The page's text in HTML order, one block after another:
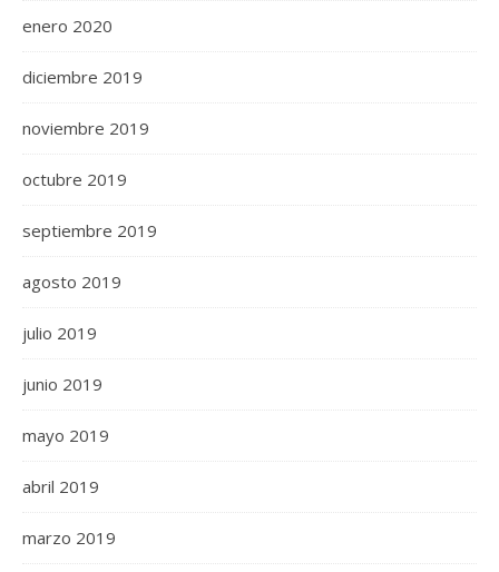
enero 2020
diciembre 2019
noviembre 2019
octubre 2019
septiembre 2019
agosto 2019
julio 2019
junio 2019
mayo 2019
abril 2019
marzo 2019